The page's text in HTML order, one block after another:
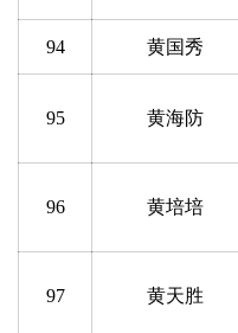
94 黄国秀
95 黄海防
96 黄培培
97 黄天胜